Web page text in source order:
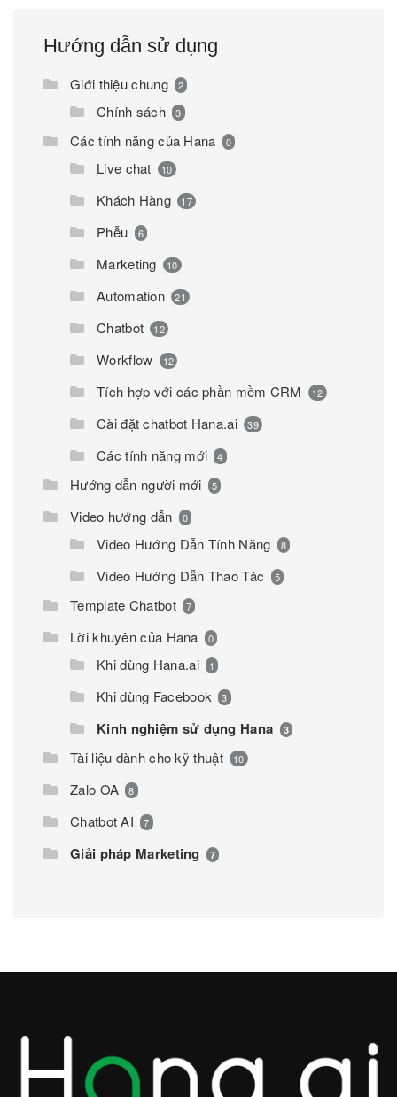
Hướng dẫn sử dụng
Giới thiệu chung 2
Chính sách 3
Các tính năng của Hana 0
Live chat 10
Khách Hàng 17
Phễu 6
Marketing 10
Automation 21
Chatbot 12
Workflow 12
Tích hợp với các phần mềm CRM 12
Cài đặt chatbot Hana.ai 39
Các tính năng mới 4
Hướng dẫn người mới 5
Video hướng dẫn 0
Video Hướng Dẫn Tính Năng 8
Video Hướng Dẫn Thao Tác 5
Template Chatbot 7
Lời khuyên của Hana 0
Khi dùng Hana.ai 1
Khi dùng Facebook 3
Kinh nghiệm sử dụng Hana 3
Tài liệu dành cho kỹ thuật 10
Zalo OA 8
Chatbot AI 7
Giải pháp Marketing 7